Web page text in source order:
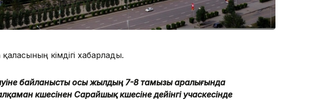
әкімдігі хабарлады.
байланысты осы жылдың 7-8 тамызы аралығында
көшесінен Сарайшық көшесіне дейінгі учаскесінде